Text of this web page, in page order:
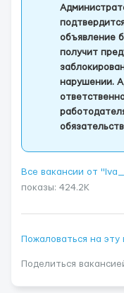
объявление
получит
нарушении.
Все вакансии от
показы: 424.2K
Пожаловаться на эту
Поделиться